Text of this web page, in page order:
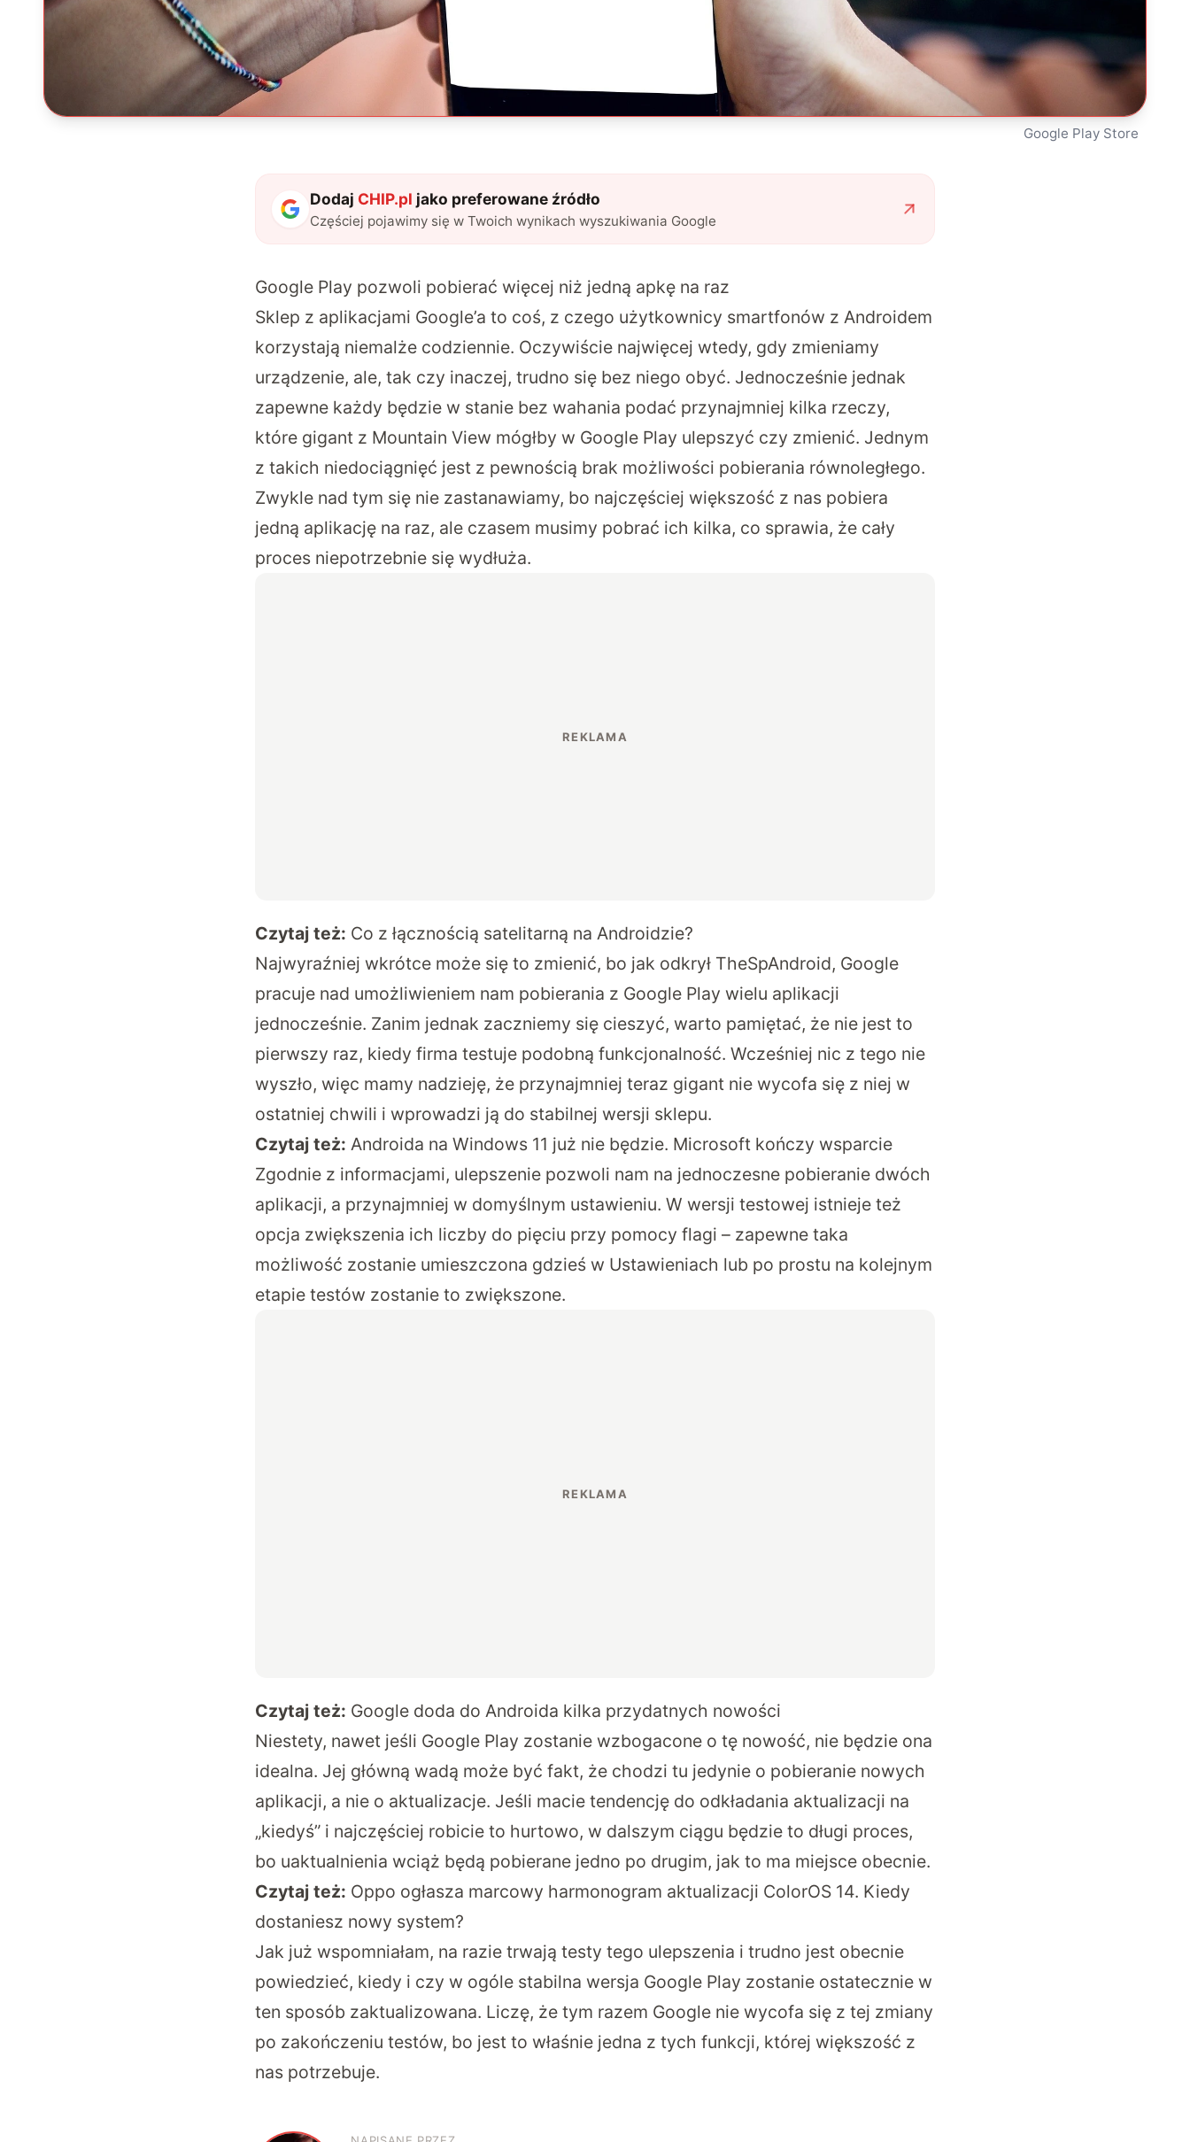
Google Play Store
Dodaj CHIP.pl jako preferowane źródło
Częściej pojawimy się w Twoich wynikach wyszukiwania Google
Google Play pozwoli pobierać więcej niż jedną apkę na raz
Sklep z aplikacjami Google’a to coś, z czego użytkownicy smartfonów z Androidem
korzystają niemalże codziennie. Oczywiście najwięcej wtedy, gdy zmieniamy
urządzenie, ale, tak czy inaczej, trudno się bez niego obyć. Jednocześnie jednak
zapewne każdy będzie w stanie bez wahania podać przynajmniej kilka rzeczy,
które gigant z Mountain View mógłby w Google Play ulepszyć czy zmienić. Jednym
z takich niedociągnięć jest z pewnością brak możliwości pobierania równoległego.
Zwykle nad tym się nie zastanawiamy, bo najczęściej większość z nas pobiera
jedną aplikację na raz, ale czasem musimy pobrać ich kilka, co sprawia, że cały
proces niepotrzebnie się wydłuża.
Czytaj też: Co z łącznością satelitarną na Androidzie?
Najwyraźniej wkrótce może się to zmienić, bo jak odkrył TheSpAndroid, Google
pracuje nad umożliwieniem nam pobierania z Google Play wielu aplikacji
jednocześnie. Zanim jednak zaczniemy się cieszyć, warto pamiętać, że nie jest to
pierwszy raz, kiedy firma testuje podobną funkcjonalność. Wcześniej nic z tego nie
wyszło, więc mamy nadzieję, że przynajmniej teraz gigant nie wycofa się z niej w
ostatniej chwili i wprowadzi ją do stabilnej wersji sklepu.
Czytaj też: Androida na Windows 11 już nie będzie. Microsoft kończy wsparcie
Zgodnie z informacjami, ulepszenie pozwoli nam na jednoczesne pobieranie dwóch
aplikacji, a przynajmniej w domyślnym ustawieniu. W wersji testowej istnieje też
opcja zwiększenia ich liczby do pięciu przy pomocy flagi – zapewne taka
możliwość zostanie umieszczona gdzieś w Ustawieniach lub po prostu na kolejnym
etapie testów zostanie to zwiększone.
Czytaj też: Google doda do Androida kilka przydatnych nowości
Niestety, nawet jeśli Google Play zostanie wzbogacone o tę nowość, nie będzie ona
idealna. Jej główną wadą może być fakt, że chodzi tu jedynie o pobieranie nowych
aplikacji, a nie o aktualizacje. Jeśli macie tendencję do odkładania aktualizacji na
„kiedyś” i najczęściej robicie to hurtowo, w dalszym ciągu będzie to długi proces,
bo uaktualnienia wciąż będą pobierane jedno po drugim, jak to ma miejsce obecnie.
Czytaj też: Oppo ogłasza marcowy harmonogram aktualizacji ColorOS 14. Kiedy
dostaniesz nowy system?
Jak już wspomniałam, na razie trwają testy tego ulepszenia i trudno jest obecnie
powiedzieć, kiedy i czy w ogóle stabilna wersja Google Play zostanie ostatecznie w
ten sposób zaktualizowana. Liczę, że tym razem Google nie wycofa się z tej zmiany
po zakończeniu testów, bo jest to właśnie jedna z tych funkcji, której większość z
nas potrzebuje.